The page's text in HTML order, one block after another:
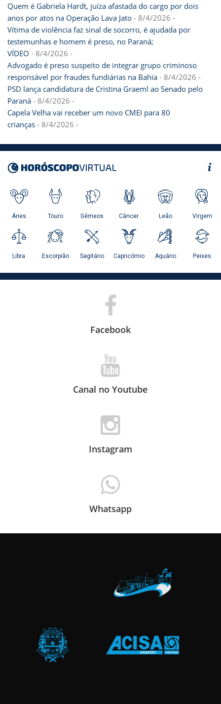
Quem é Gabriela Hardt, juíza afastada do cargo por dois
anos por atos na Operação Lava Jato - 8/4/2026 -
Vítima de violência faz sinal de socorro, é ajudada por
testemunhas e homem é preso, no Paraná;
VÍDEO - 8/4/2026 -
Advogado é preso suspeito de integrar grupo criminoso
responsável por fraudes fundiárias na Bahia - 8/4/2026 -
PSD lança candidatura de Cristina Graeml ao Senado pelo
Paraná - 8/4/2026 -
Capela Velha vai receber um novo CMEI para 80
crianças - 8/4/2026 -
Facebook
Canal no Youtube
Instagram
Whatsapp